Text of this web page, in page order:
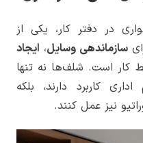
دیواری در دفتر کار، یکی از
سازماندهی وسایل، ایجاد
کار است. شلف‌ها نه تنها
کاربرد دارند، بلکه
نیز عمل کنند.